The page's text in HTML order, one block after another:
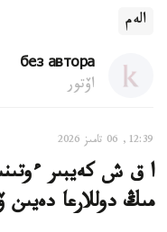
الەم
без автора
اۆتور
12:39, 06 تامىز 2026
مىڭ دوللارعا دەيىن